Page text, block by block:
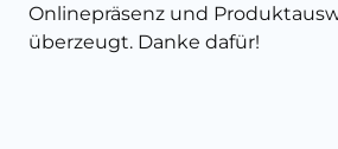
Onlinepräsenz und
überzeugt. Danke dafür!